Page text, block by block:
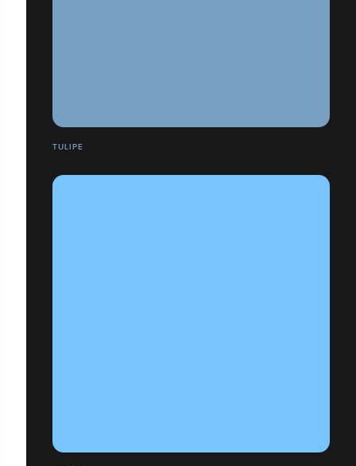
TULIPE